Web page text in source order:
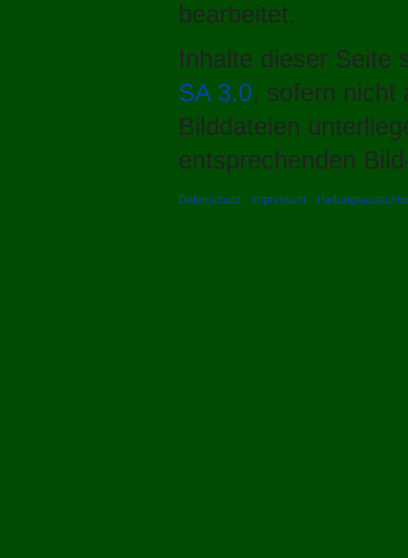
bearbeitet.
Inhalte dieser Seite
SA 3.0, sofern nicht
Bilddateien
entsprechenden
Datenschutz Impressum